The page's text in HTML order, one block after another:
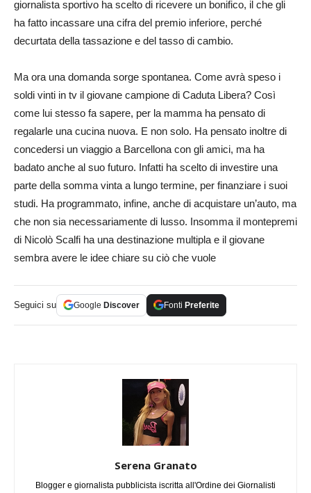
giornalista sportivo ha scelto di ricevere un bonifico, il che gli
ha fatto incassare una cifra del premio inferiore, perché
decurtata della tassazione e del tasso di cambio.
Ma ora una domanda sorge spontanea. Come avrà speso i
soldi vinti in tv il giovane campione di Caduta Libera? Così
come lui stesso fa sapere, per la mamma ha pensato di
regalarle una cucina nuova. E non solo. Ha pensato inoltre di
concedersi un viaggio a Barcellona con gli amici, ma ha
badato anche al suo futuro. Infatti ha scelto di investire una
parte della somma vinta a lungo termine, per finanziare i suoi
studi. Ha programmato, infine, anche di acquistare un’auto, ma
che non sia necessariamente di lusso. Insomma il montepremi
di Nicolò Scalfi ha una destinazione multipla e il giovane
sembra avere le idee chiare su ciò che vuole
Seguici su Google Discover Fonti Preferite
Serena Granato
Blogger e giornalista pubblicista iscritta all'Ordine dei Giornalisti